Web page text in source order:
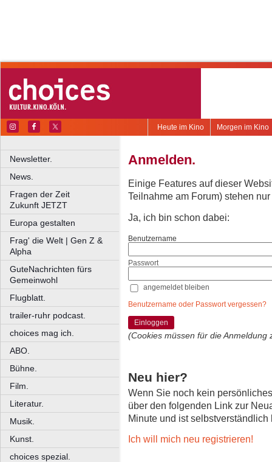
Morgen im Kino
Heute im Kino
Newsletter.
News.
Fragen der Zeit
Zukunft JETZT
Europa gestalten
Frag' die Welt | Gen Z &
Alpha
GuteNachrichten fürs
Gemeinwohl
Flugblatt.
trailer-ruhr podcast.
choices mag ich.
ABO.
Bühne.
Film.
Literatur.
Musik.
Kunst.
choices spezial.
Anmelden.
Einige Features auf dieser
Teilnahme am Forum) stehen
Ja, ich bin schon dabei:
Benutzername
Passwort
angemeldet bleiben
Benutzername oder Passwort vergessen?
Einloggen
(Cookies müssen für die Anmeldung
Neu hier?
Wenn Sie noch kein
über den folgenden Link zur
Minute und ist selbstverständlich
Ich will mich neu registrieren!